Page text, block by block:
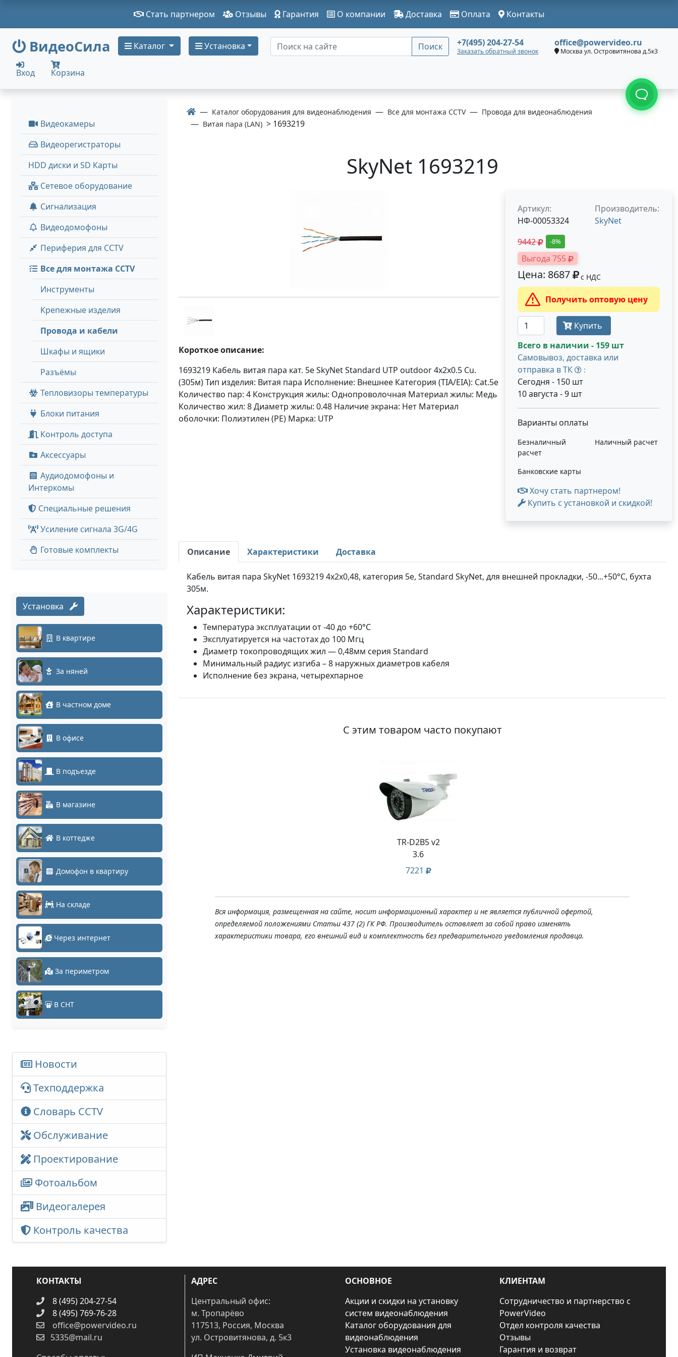
Стать партнером Отзывы Гарантия О компании Доставка Оплата Контакты
ВидеоСила Каталог Установка Поиск +7(495) 204-27-54
Заказать обратный звонок
office@powervideo.ru
Москва ул. Островитянова д.5к3
Вход Корзина
Видеокамеры
Видеорегистраторы
HDD диски и SD Карты
Сетевое оборудование
Сигнализация
Видеодомофоны
Периферия для CCTV
Все для монтажа CCTV
Инструменты
Крепежные изделия
Провода и кабели
Шкафы и ящики
Разъёмы
Тепловизоры температуры
Блоки питания
Контроль доступа
Аксессуары
Аудиодомофоны и
Интеркомы
Специальные решения
Усиление сигнала 3G/4G
Готовые комплекты
Установка
В квартире
За няней
В частном доме
В офисе
В подъезде
В магазине
В коттедже
Домофон в квартиру
На складе
Через интернет
За периметром
В СНТ
Новости
Техподдержка
Словарь CCTV
Обслуживание
Проектирование
Фотоальбом
Видеогалерея
Контроль качества
Каталог оборудования для видеонаблюдения Все для монтажа CCTV
Провода для видеонаблюдения
Витая пара (LAN) > 1693219
SkyNet 1693219
Короткое описание:
1693219 Кабель витая пара кат. 5е SkyNet Standard UTP outdoor 4x2x0.5 Cu.
(305м) Тип изделия: Витая пара Исполнение: Внешнее Категория (TIA/EIA): Cat.5e
Количество пар: 4 Конструкция жилы: Однопроволочная Материал жилы: Медь
Количество жил: 8 Диаметр жилы: 0.48 Наличие экрана: Нет Материал
оболочки: Полиэтилен (PE) Марка: UTP
Артикул:
НФ-00053324
Производитель:
SkyNet
9442
-8%
Выгода 755
Цена: 8687 с НДС
Получить оптовую цену
Купить
Всего в наличии - 159 шт
Самовывоз, доставка или
отправка в ТК
:
Сегодня - 150 шт
10 августа - 9 шт
Варианты оплаты
Безналичный
расчет
Наличный расчет
Банковские карты
Хочу стать партнером!
Купить с установкой и скидкой!
Описание Характеристики Доставка
Кабель витая пара SkyNet 1693219 4x2x0,48, категория 5e, Standard SkyNet, для внешней прокладки, -50...+50°С, бухта
305м.
Характеристики:
Температура эксплуатации от -40 до +60°С
Эксплуатируется на частотах до 100 Мгц
Диаметр токопроводящих жил — 0,48мм серия Standard
Минимальный радиус изгиба – 8 наружных диаметров кабеля
Исполнение без экрана, четырехпарное
С этим товаром часто покупают
TR-D2B5 v2
3.6
7221
Вся информация, размещенная на сайте, носит информационный характер и не является публичной офертой,
определяемой положениями Статьи 437 (2) ГК РФ. Производитель оставляет за собой право изменять
характеристики товара, его внешний вид и комплектность без предварительного уведомления продавца.
КОНТАКТЫ
8 (495) 204-27-54
8 (495) 769-76-28
office@powervideo.ru
5335@mail.ru
АДРЕС
Центральный офис:
м. Тропарёво
117513, Россия, Москва
ул. Островитянова, д. 5к3
ОСНОВНОЕ
Акции и скидки на установку
систем видеонаблюдения
Каталог оборудования для
видеонаблюдения
Установка видеонаблюдения
КЛИЕНТАМ
Сотрудничество и партнерство с
PowerVideo
Отдел контроля качества
Отзывы
Гарантия и возврат